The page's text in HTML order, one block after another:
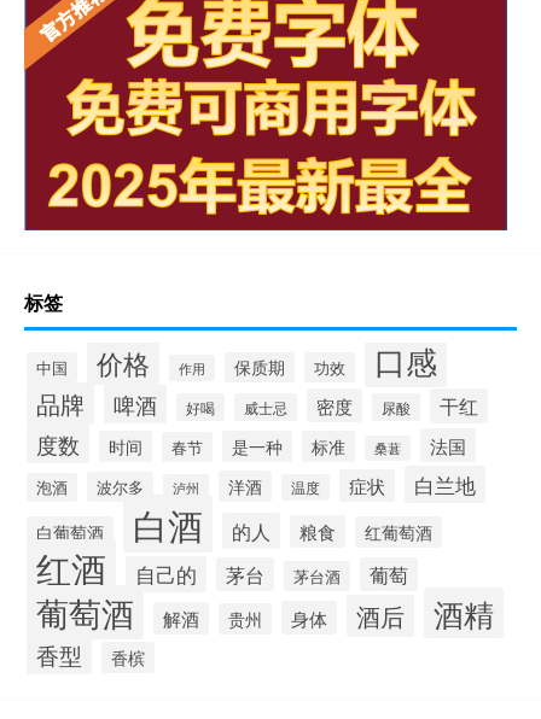
标签
中国 价格 作用 保质期 功效 口感
品牌 啤酒 好喝 威士忌 密度 尿酸 干红
度数 时间 春节 是一种 标准 桑葚 法国
泡酒 波尔多 泸州 洋酒 温度 症状 白兰地
白葡萄酒 白酒 的人 粮食 红葡萄酒
红酒 自己的 茅台 茅台酒 葡萄
葡萄酒 解酒 贵州 身体 酒后 酒精
香型 香槟